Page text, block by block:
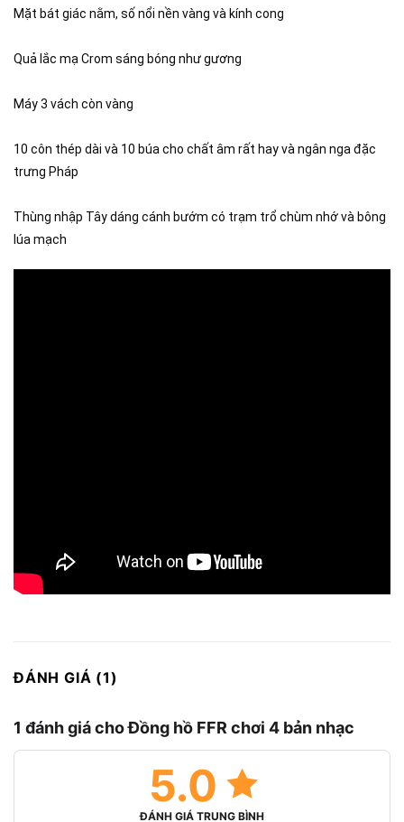
Mặt bát giác nằm, số nổi nền vàng và kính cong
Quả lắc mạ Crom sáng bóng như gương
Máy 3 vách còn vàng
10 côn thép dài và 10 búa cho chất âm rất hay và ngân nga đặc
trưng Pháp
Thùng nhập Tây dáng cánh bướm có trạm trổ chùm nhớ và bông
lúa mạch
ĐÁNH GIÁ (1)
1 đánh giá choĐồng hồ FFR chơi 4 bản nhạc
5.0
ĐÁNH GIÁ TRUNG BÌNH